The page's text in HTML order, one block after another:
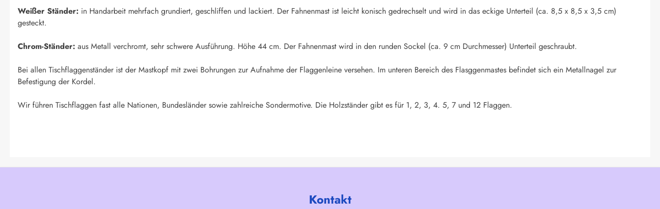
Weißer Ständer: in Handarbeit mehrfach grundiert, geschliffen und lackiert. Der Fahnenmast ist leicht konisch gedrechselt und wird in das eckige Unterteil (ca. 8,5 x 8,5 x 3,5 cm)
gesteckt.
Chrom-Ständer: aus Metall verchromt, sehr schwere Ausführung. Höhe 44 cm. Der Fahnenmast wird in den runden Sockel (ca. 9 cm Durchmesser) Unterteil geschraubt.
Bei allen Tischflaggenständer ist der Mastkopf mit zwei Bohrungen zur Aufnahme der Flaggenleine versehen. Im unteren Bereich des Flasggenmastes befindet sich ein Metallnagel zur
Befestigung der Kordel.
Wir führen Tischflaggen fast alle Nationen, Bundesländer sowie zahlreiche Sondermotive. Die Holzständer gibt es für 1, 2, 3, 4. 5, 7 und 12 Flaggen.
Kontakt